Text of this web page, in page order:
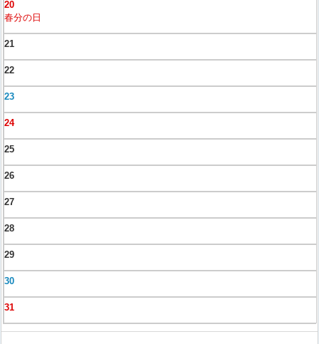
20
春分の日
21
22
23
24
25
26
27
28
29
30
31